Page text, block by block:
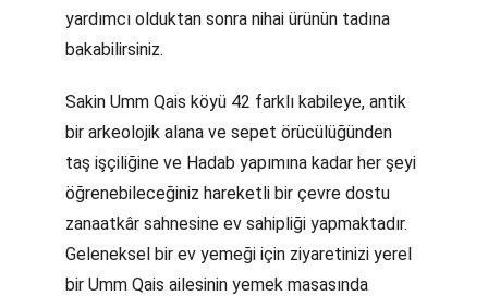
yardımcı olduktan sonra nihai ürünün tadına
bakabilirsiniz.
Sakin Umm Qais köyü 42 farklı kabileye, antik
bir arkeolojik alana ve sepet örücülüğünden
taş işçiliğine ve Hadab yapımına kadar her şeyi
öğrenebileceğiniz hareketli bir çevre dostu
zanaatkâr sahnesine ev sahipliği yapmaktadır.
Geleneksel bir ev yemeği için ziyaretinizi yerel
bir Umm Qais ailesinin yemek masasında